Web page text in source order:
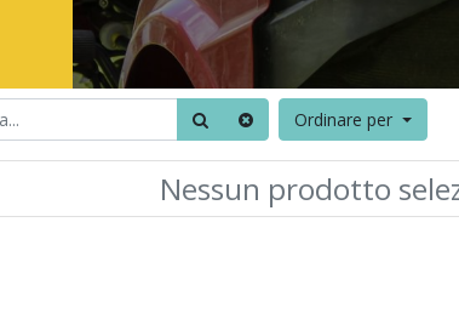
Ordinare per
Nessun prodotto